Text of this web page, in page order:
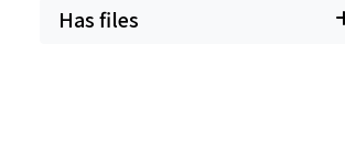
Has files